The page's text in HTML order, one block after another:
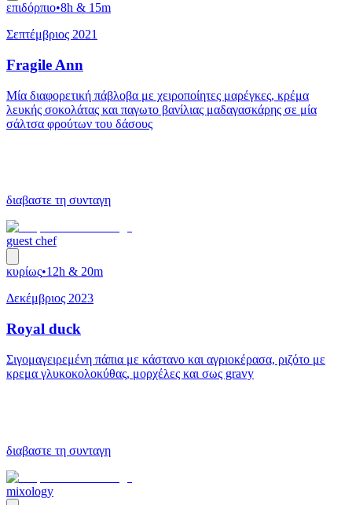
επιδόρπιο•8h & 15m
Σεπτέμβριος 2021
Fragile Ann
Μία διαφορετική πάβλοβα με χειροποίητες μαρέγκες, κρέμα
λευκής σοκολάτας και παγωτο βανίλιας μαδαγασκάρης σε μία
σάλτσα φρούτων του δάσους
διαβαστε τη συνταγη
guest chef
κυρίως•12h & 20m
Δεκέμβριος 2023
Royal duck
Σιγομαγειρεμένη πάπια με κάστανο και αγριοκέρασα, ριζότο με
κρεμα γλυκοκολοκύθας, μορχέλες και σως gravy
διαβαστε τη συνταγη
mixology